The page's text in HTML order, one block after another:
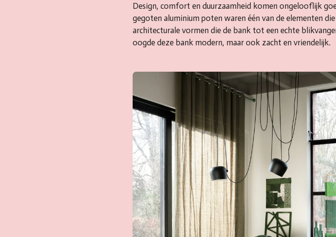
Design, comfort en duurzaamheid komen ongelooflijk
gegoten aluminium poten waren één van de elementen
architecturale vormen die de bank tot een echte
oogde deze bank modern, maar ook zacht en vriendelijk.